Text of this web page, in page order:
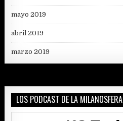
mayo 2019
abril 2019
marzo 2019
LOS PODCAST DE LA MILANOSFERA